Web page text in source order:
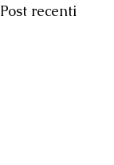
Post recenti